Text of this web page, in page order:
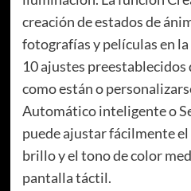
creación de estados de
fotografías y películas en
10 ajustes preestablecidos
como están o
Automático inteligente o
puede ajustar fácilmente
brillo y el tono de color
pantalla táctil.